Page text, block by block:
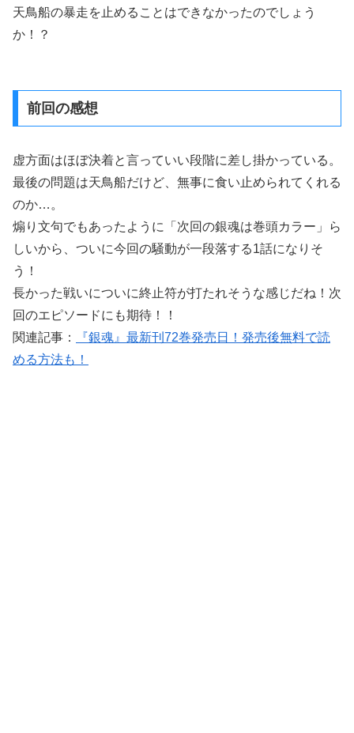
天鳥船の暴走を止めることはできなかったのでしょう
か！？
前回の感想
虚方面はほぼ決着と言っていい段階に差し掛かっている。
最後の問題は天鳥船だけど、無事に食い止められてくれる
のか…。
煽り文句でもあったように「次回の銀魂は巻頭カラー」ら
しいから、ついに今回の騒動が一段落する1話になりそ
う！
長かった戦いについに終止符が打たれそうな感じだね！次
回のエピソードにも期待！！
関連記事：
『銀魂』最新刊72巻発売日！発売後無料で読
める方法も！